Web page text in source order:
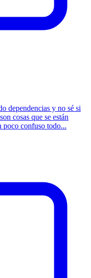
dependencias y no sé si
cosas que se están
poco confuso todo...